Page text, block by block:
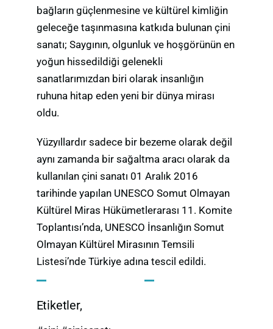
bağların güçlenmesine ve kültürel kimliğin
geleceğe taşınmasına katkıda bulunan çini
sanatı; Saygının, olgunluk ve hoşgörünün en
yoğun hissedildiği gelenekli
sanatlarımızdan biri olarak insanlığın
ruhuna hitap eden yeni bir dünya mirası
oldu.
Yüzyıllardır sadece bir bezeme olarak değil
aynı zamanda bir sağaltma aracı olarak da
kullanılan çini sanatı 01 Aralık 2016
tarihinde yapılan UNESCO Somut Olmayan
Kültürel Miras Hükümetlerarası 11. Komite
Toplantısı’nda, UNESCO İnsanlığın Somut
Olmayan Kültürel Mirasının Temsili
Listesi’nde Türkiye adına tescil edildi.
Etiketler,